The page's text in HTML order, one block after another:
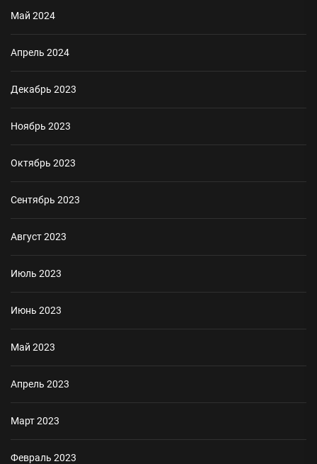
Май 2024
Апрель 2024
Декабрь 2023
Ноябрь 2023
Октябрь 2023
Сентябрь 2023
Август 2023
Июль 2023
Июнь 2023
Май 2023
Апрель 2023
Март 2023
Февраль 2023